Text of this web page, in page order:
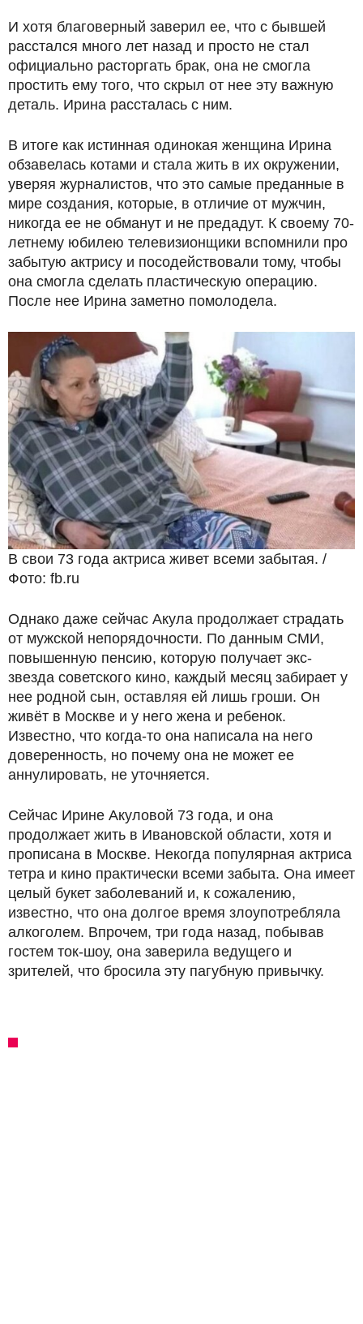
И хотя благоверный заверил ее, что с бывшей
расстался много лет назад и просто не стал
официально расторгать брак, она не смогла
простить ему того, что скрыл от нее эту важную
деталь. Ирина рассталась с ним.
В итоге как истинная одинокая женщина Ирина
обзавелась котами и стала жить в их окружении,
уверяя журналистов, что это самые преданные в
мире создания, которые, в отличие от мужчин,
никогда ее не обманут и не предадут. К своему 70-
летнему юбилею телевизионщики вспомнили про
забытую актрису и посодействовали тому, чтобы
она смогла сделать пластическую операцию.
После нее Ирина заметно помолодела.
В свои 73 года актриса живет всеми забытая. /
Фото: fb.ru
Однако даже сейчас Акула продолжает страдать
от мужской непорядочности. По данным СМИ,
повышенную пенсию, которую получает экс-
звезда советского кино, каждый месяц забирает у
нее родной сын, оставляя ей лишь гроши. Он
живёт в Москве и у него жена и ребенок.
Известно, что когда-то она написала на него
доверенность, но почему она не может ее
аннулировать, не уточняется.
Сейчас Ирине Акуловой 73 года, и она
продолжает жить в Ивановской области, хотя и
прописана в Москве. Некогда популярная актриса
тетра и кино практически всеми забыта. Она имеет
целый букет заболеваний и, к сожалению,
известно, что она долгое время злоупотребляла
алкоголем. Впрочем, три года назад, побывав
гостем ток-шоу, она заверила ведущего и
зрителей, что бросила эту пагубную привычку.